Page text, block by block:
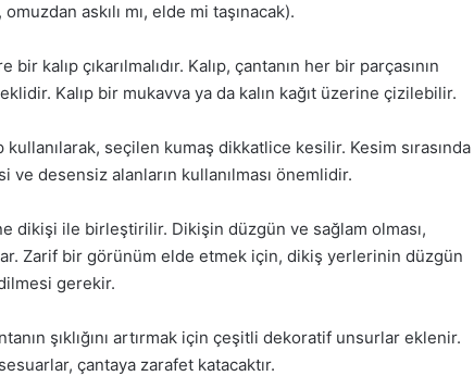
askılı mı, elde mi taşınacak).
bir kalıp çıkarılmalıdır. Kalıp, çantanın her bir parçasının
Kalıp bir mukavva ya da kalın kağıt üzerine çizilebilir.
kullanılarak, seçilen kumaş dikkatlice kesilir. Kesim sırasında
ve desensiz alanların kullanılması önemlidir.
dikişi ile birleştirilir. Dikişin düzgün ve sağlam olması,
Zarif bir görünüm elde etmek için, dikiş yerlerinin düzgün
gerekir.
şıklığını artırmak için çeşitli dekoratif unsurlar eklenir.
çantaya zarafet katacaktır.